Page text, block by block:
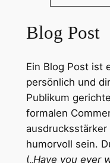
Blog Post
Ein Blog Post ist
persönlich und
Publikum
formalen
humorvoll sein.
(„Have you ever